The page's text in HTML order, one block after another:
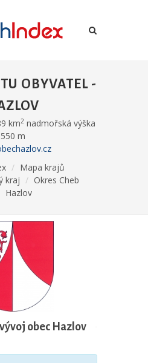
OBYVATEL -
km2nadmořská výška
550 m
Mapa krajů
kraj
Okres Cheb
Hazlov
obec Hazlov